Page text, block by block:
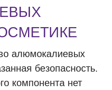
алюмокалиевых
безопасность.
компонента нет